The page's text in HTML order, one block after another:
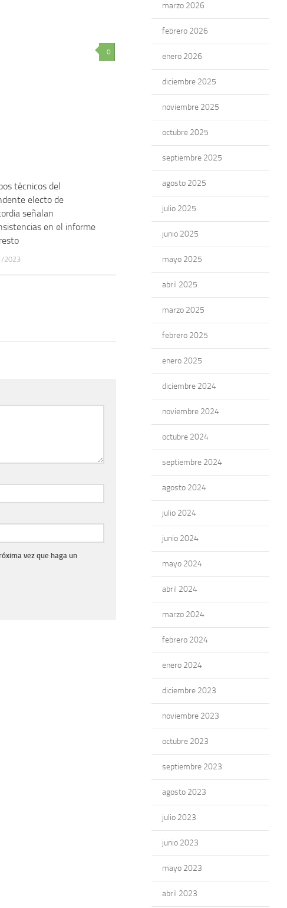
0
técnicos del
electo de
señalan
en el informe
2023
vez que haga un
marzo 2026
febrero 2026
enero 2026
diciembre 2025
noviembre 2025
octubre 2025
septiembre 2025
agosto 2025
julio 2025
junio 2025
mayo 2025
abril 2025
marzo 2025
febrero 2025
enero 2025
diciembre 2024
noviembre 2024
octubre 2024
septiembre 2024
agosto 2024
julio 2024
junio 2024
mayo 2024
abril 2024
marzo 2024
febrero 2024
enero 2024
diciembre 2023
noviembre 2023
octubre 2023
septiembre 2023
agosto 2023
julio 2023
junio 2023
mayo 2023
abril 2023